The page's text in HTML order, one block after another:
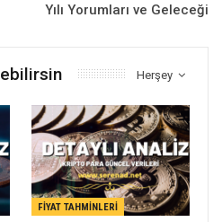
Yılı Yorumları ve Geleceği
Herşey
FIYAT TAHMINLERI